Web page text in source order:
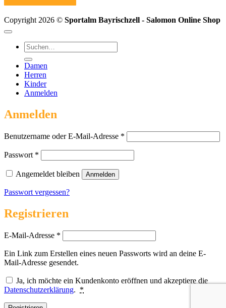
Copyright 2026 © Sportalm Bayrischzell - Salomon Online Shop
Suchen
nach:
Damen
Herren
Kinder
Anmelden
Anmelden
Benutzername oder E-Mail-Adresse *
Passwort *
Angemeldet bleiben Anmelden
Passwort vergessen?
Registrieren
E-Mail-Adresse *
Ein Link zum Erstellen eines neuen Passworts wird an deine E-
Mail-Adresse gesendet.
Ja, ich möchte ein Kundenkonto eröffnen und akzeptiere die
Datenschutzerklärung. *